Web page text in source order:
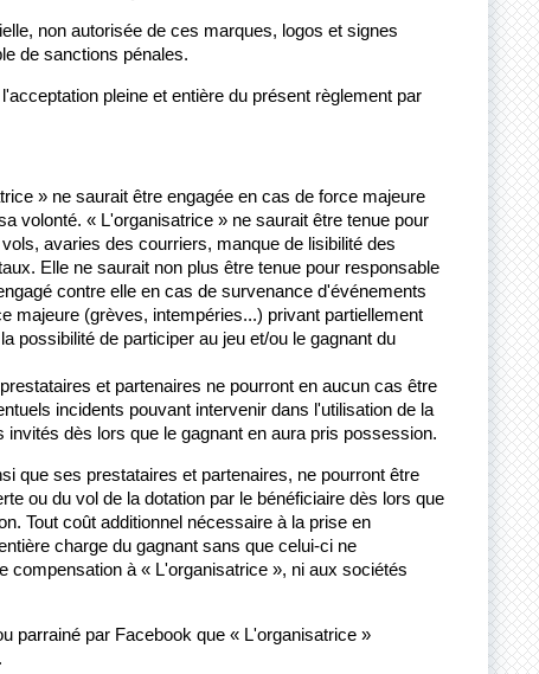
non autorisée de ces marques, logos et signes
de sanctions pénales.
pleine et entière du présent règlement par
» ne saurait être engagée en cas de force majeure
volonté. « L'organisatrice » ne saurait être tenue pour
avaries des courriers, manque de lisibilité des
Elle ne saurait non plus être tenue pour responsable
contre elle en cas de survenance d'événements
majeure (grèves, intempéries...) privant partiellement
possibilité de participer au jeu et/ou le gagnant du
et partenaires ne pourront en aucun cas être
incidents pouvant intervenir dans l'utilisation de la
invités dès lors que le gagnant en aura pris possession.
que ses prestataires et partenaires, ne pourront être
ou du vol de la dotation par le bénéficiaire dès lors que
Tout coût additionnel nécessaire à la prise en
charge du gagnant sans que celui-ci ne
compensation à « L'organisatrice », ni aux sociétés
parrainé par Facebook que « L'organisatrice »